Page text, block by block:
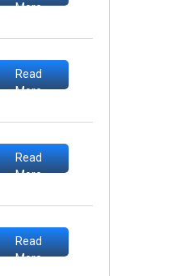
More
Read
More
Read
More
Read
More